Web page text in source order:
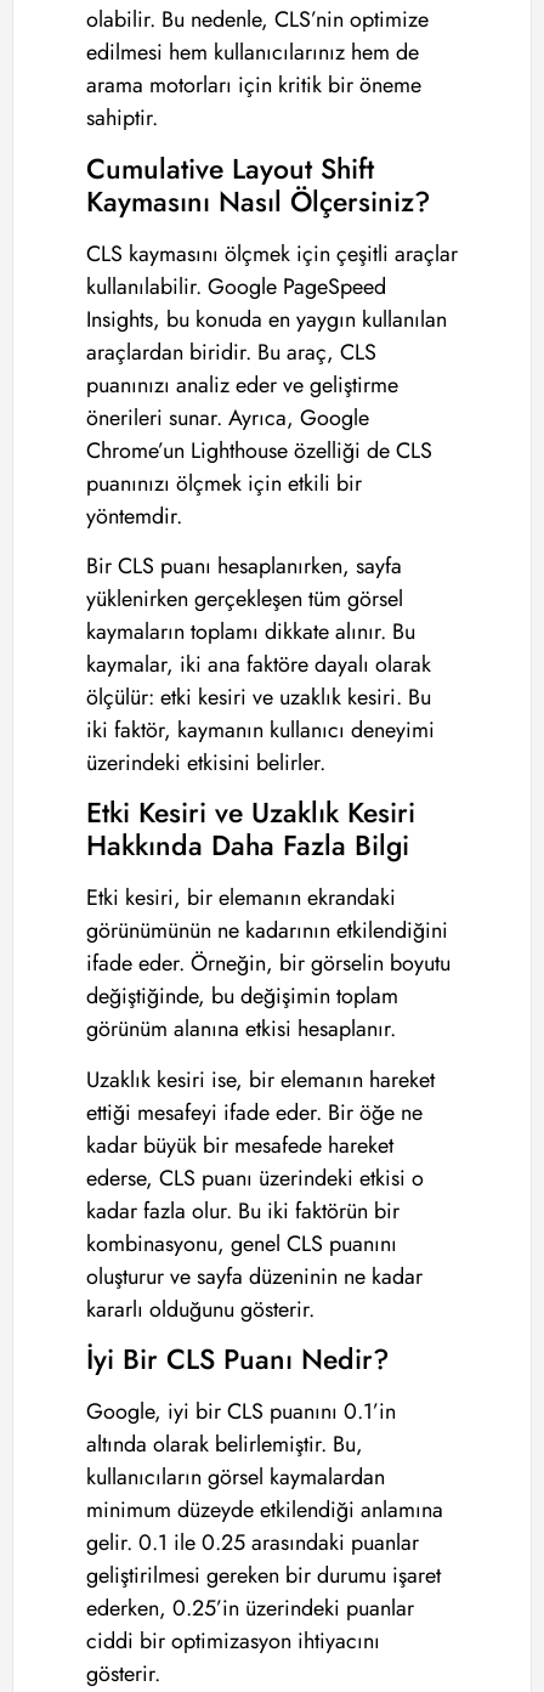
olabilir. Bu nedenle, CLS’nin optimize
edilmesi hem kullanıcılarınız hem de
arama motorları için kritik bir öneme
sahiptir.
Cumulative Layout Shift
Kaymasını Nasıl Ölçersiniz?
CLS kaymasını ölçmek için çeşitli araçlar
kullanılabilir. Google PageSpeed
Insights, bu konuda en yaygın kullanılan
araçlardan biridir. Bu araç, CLS
puanınızı analiz eder ve geliştirme
önerileri sunar. Ayrıca, Google
Chrome’un Lighthouse özelliği de CLS
puanınızı ölçmek için etkili bir
yöntemdir.
Bir CLS puanı hesaplanırken, sayfa
yüklenirken gerçekleşen tüm görsel
kaymaların toplamı dikkate alınır. Bu
kaymalar, iki ana faktöre dayalı olarak
ölçülür: etki kesiri ve uzaklık kesiri. Bu
iki faktör, kaymanın kullanıcı deneyimi
üzerindeki etkisini belirler.
Etki Kesiri ve Uzaklık Kesiri
Hakkında Daha Fazla Bilgi
Etki kesiri, bir elemanın ekrandaki
görünümünün ne kadarının etkilendiğini
ifade eder. Örneğin, bir görselin boyutu
değiştiğinde, bu değişimin toplam
görünüm alanına etkisi hesaplanır.
Uzaklık kesiri ise, bir elemanın hareket
ettiği mesafeyi ifade eder. Bir öğe ne
kadar büyük bir mesafede hareket
ederse, CLS puanı üzerindeki etkisi o
kadar fazla olur. Bu iki faktörün bir
kombinasyonu, genel CLS puanını
oluşturur ve sayfa düzeninin ne kadar
kararlı olduğunu gösterir.
İyi Bir CLS Puanı Nedir?
Google, iyi bir CLS puanını 0.1’in
altında olarak belirlemiştir. Bu,
kullanıcıların görsel kaymalardan
minimum düzeyde etkilendiği anlamına
gelir. 0.1 ile 0.25 arasındaki puanlar
geliştirilmesi gereken bir durumu işaret
ederken, 0.25’in üzerindeki puanlar
ciddi bir optimizasyon ihtiyacını
gösterir.